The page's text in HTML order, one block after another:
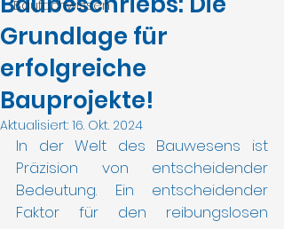
Baufachwissen
Grundlage für
erfolgreiche
Bauprojekte!
Aktualisiert: 16. Okt. 2024
In der Welt des Bauwesens ist
Präzision von entscheidender
Bedeutung. Ein entscheidender
Faktor für den reibungslosen